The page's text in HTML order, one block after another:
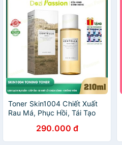
Toner Skin1004 Chiết Xuất
Rau Má, Phục Hồi, Tái Tạo
Skin1004 Madagascar
Centella Toning Toner 210ml
290.000 đ